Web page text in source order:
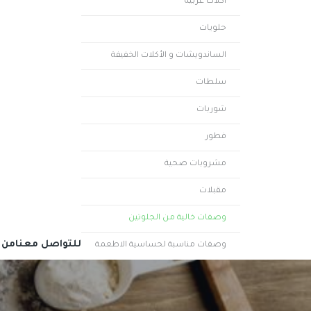
حلويات
الساندويشات و الأكلات الخفيفة
سلطات
شوربات
فطور
مشروبات صحية
مقبلات
وصفات خالية من الجلوتين
وصفات مناسبة لحساسية الاطعمة للتواصل معنامن